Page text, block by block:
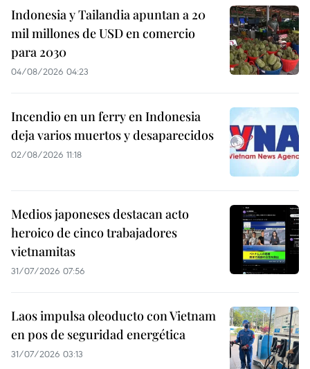
Indonesia y Tailandia apuntan a 20
mil millones de USD en comercio
para 2030
04/08/2026 04:23
Incendio en un ferry en Indonesia
deja varios muertos y desaparecidos
02/08/2026 11:18
Medios japoneses destacan acto
heroico de cinco trabajadores
vietnamitas
31/07/2026 07:56
Laos impulsa oleoducto con Vietnam
en pos de seguridad energética
31/07/2026 03:13